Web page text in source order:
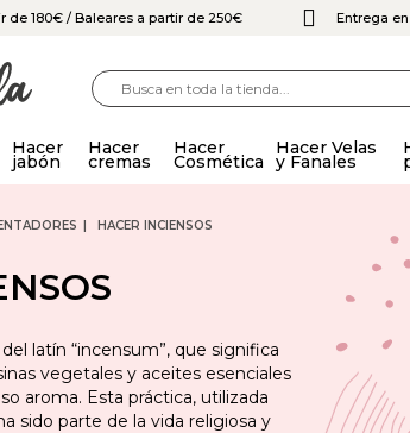
de 180€ / Baleares a partir de 250€ Entrega
Hacer
jabón
Hacer
cremas
Hacer
Cosmética
Hacer Velas
y Fanales
HACER INCIENSOS
latín “incensum”, que significa
vegetales y aceites esenciales
aroma. Esta práctica, utilizada
sido parte de la vida religiosa y